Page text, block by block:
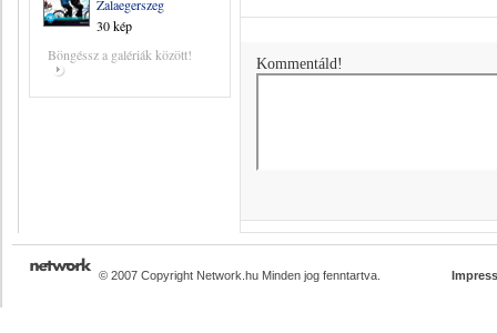
Zalaegerszeg
30 kép
Böngéssz a galériák között!
Kommentáld!
© 2007 Copyright Network.hu Minden jog fenntartva.